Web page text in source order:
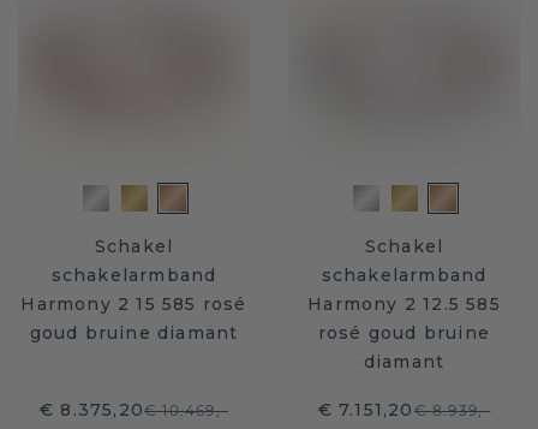
Schakel
schakelarmband
Harmony 2 15 585 rosé
goud bruine diamant
€ 8.375,20€ 10.469,-
Schakel
schakelarmband
Harmony 2 12.5 585
rosé goud bruine
diamant
€ 7.151,20€ 8.939,-